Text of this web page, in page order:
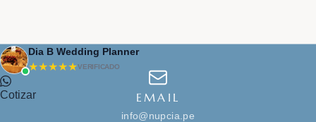
Dia B Wedding Planner
★★★★★VERIFICADO
Cotizar EMAIL
info@nupcia.pe